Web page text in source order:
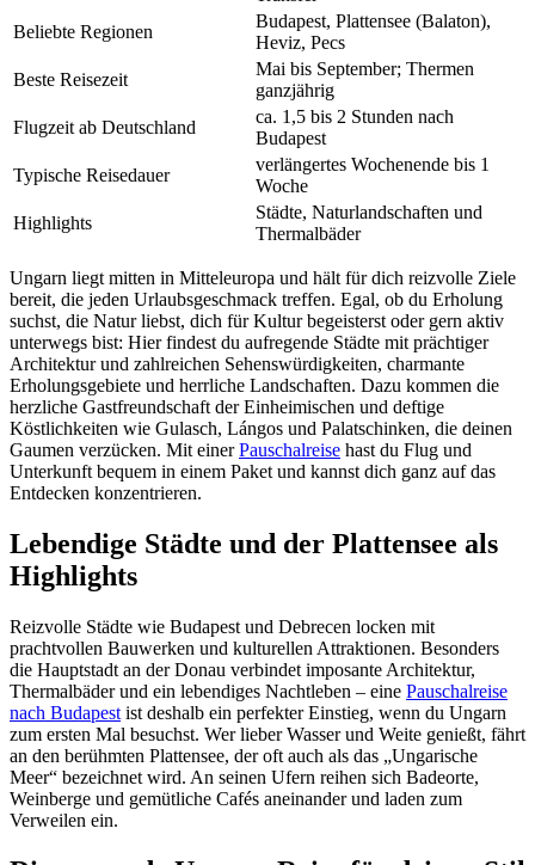
Beliebte Regionen
Budapest, Plattensee (Balaton),
Heviz, Pecs
Beste Reisezeit
Mai bis September; Thermen
ganzjährig
Flugzeit ab Deutschland
ca. 1,5 bis 2 Stunden nach
Budapest
Typische Reisedauer
verlängertes Wochenende bis 1
Woche
Highlights
Städte, Naturlandschaften und
Thermalbäder
Ungarn liegt mitten in Mitteleuropa und hält für dich reizvolle Ziele
bereit, die jeden Urlaubsgeschmack treffen. Egal, ob du Erholung
suchst, die Natur liebst, dich für Kultur begeisterst oder gern aktiv
unterwegs bist: Hier findest du aufregende Städte mit prächtiger
Architektur und zahlreichen Sehenswürdigkeiten, charmante
Erholungsgebiete und herrliche Landschaften. Dazu kommen die
herzliche Gastfreundschaft der Einheimischen und deftige
Köstlichkeiten wie Gulasch, Lángos und Palatschinken, die deinen
Gaumen verzücken. Mit einerPauschalreise hast du Flug und
Unterkunft bequem in einem Paket und kannst dich ganz auf das
Entdecken konzentrieren.
Lebendige Städte und der Plattensee als
Highlights
Reizvolle Städte wie Budapest und Debrecen locken mit
prachtvollen Bauwerken und kulturellen Attraktionen. Besonders
die Hauptstadt an der Donau verbindet imposante Architektur,
Thermalbäder und ein lebendiges Nachtleben – eine Pauschalreise
nach Budapest ist deshalb ein perfekter Einstieg, wenn du Ungarn
zum ersten Mal besuchst. Wer lieber Wasser und Weite genießt, fährt
an den berühmten Plattensee, der oft auch als das „Ungarische
Meer“ bezeichnet wird. An seinen Ufern reihen sich Badeorte,
Weinberge und gemütliche Cafés aneinander und laden zum
Verweilen ein.